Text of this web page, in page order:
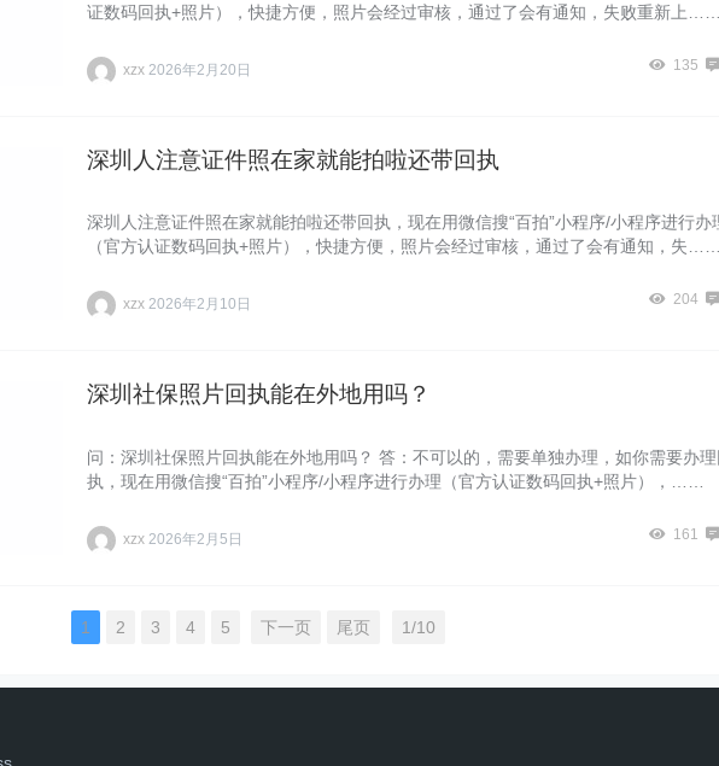
证数码回执+照片），快捷方便，照片会经过审核，通过了会有通知，失败重新上……
xzx 2026年2月20日 135
深圳人注意证件照在家就能拍啦还带回执
深圳人注意证件照在家就能拍啦还带回执，现在用微信搜“百拍”小程序/小程序进行办
（官方认证数码回执+照片），快捷方便，照片会经过审核，通过了会有通知，失……
xzx 2026年2月10日 204
深圳社保照片回执能在外地用吗？
问：深圳社保照片回执能在外地用吗？ 答：不可以的，需要单独办理，如你需要办理
执，现在用微信搜“百拍”小程序/小程序进行办理（官方认证数码回执+照片），……
xzx 2026年2月5日 161
1 2 3 4 5 下一页 尾页 1/10